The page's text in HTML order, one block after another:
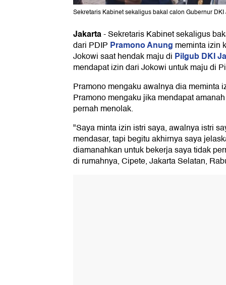
Sekretaris Kabinet sekaligus bakal calon Gubernur
Jakarta-Sekretaris Kabinet sekaligus
dari PDIP Pramono Anung meminta izin
Jokowi saat hendak maju di Pilgub DKI
mendapat izin dari Jokowi untuk maju di
Pramono mengaku awalnya dia meminta
Pramono mengaku jika mendapat
pernah menolak.
"Saya minta izin istri saya, awalnya istri
mendasar, tapi begitu akhirnya saya
diamanahkan untuk bekerja saya tidak
di rumahnya, Cipete, Jakarta Selatan,